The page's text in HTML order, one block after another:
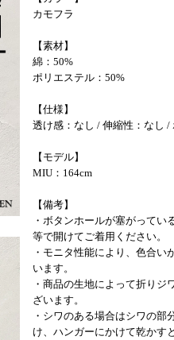
カモフラ
【素材】
綿：50%
ポリエステル：50%
【仕様】
透け感：なし / 伸縮性：なし /
【モデル】
MIU：164cm
【備考】
・ボタンホールが塞がってい
等で開けてご着用ください。
・モニタ性能により、色合い
います。
・商品の生地によって折りジ
ざいます。
・シワのある場合はシワの部
け、ハンガーにかけて乾かす